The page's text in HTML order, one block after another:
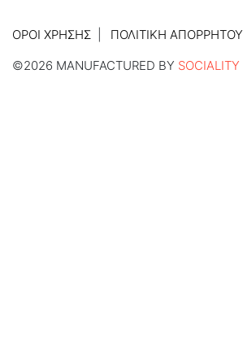
ΌΡΟΙ ΧΡΉΣΗΣ
ΠΟΛΙΤΙΚΉ ΑΠΟΡΡΉΤΟΥ
©2026 MANUFACTURED BY SOCIALITY